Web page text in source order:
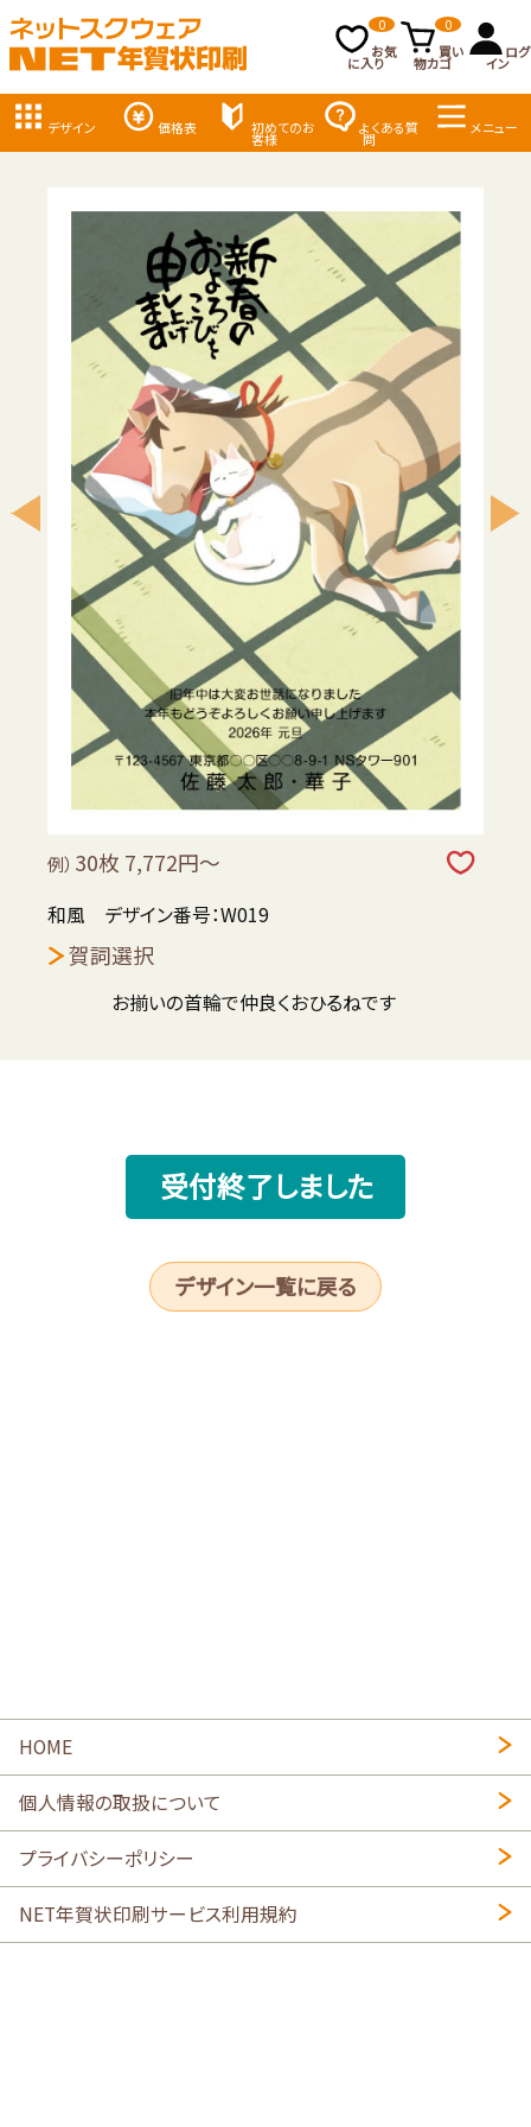
お気
に入り
0
買い
物カゴ
0
ログ
イン
デザイン 価格表 初めてのお
客様
よくある質
問
メニュー
例） 30枚 7,772円～
和風 デザイン番号：W019
賀詞選択
お揃いの首輪で仲良くおひるねです
受付終了しました
デザイン一覧に戻る
HOME
個人情報の取扱について
プライバシーポリシー
NET年賀状印刷サービス利用規約